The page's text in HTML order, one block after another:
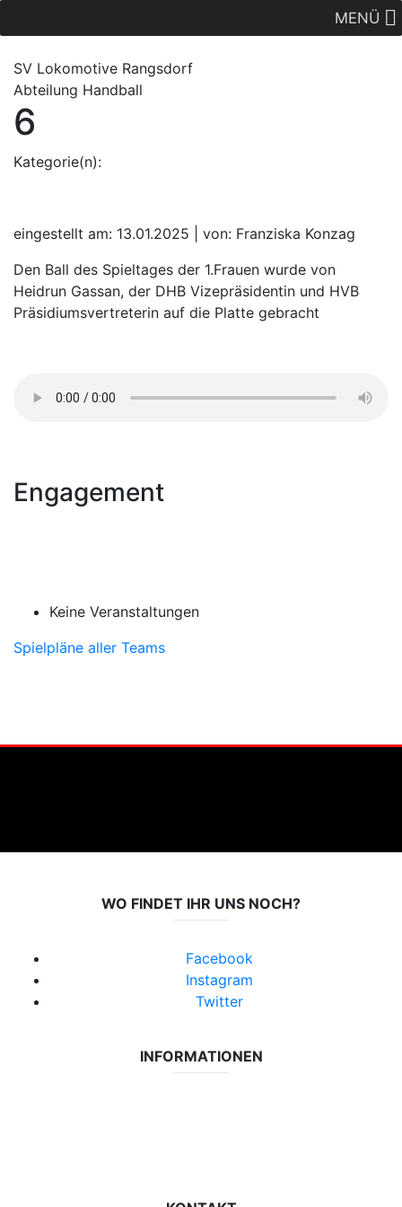
MENÜ
SV Lokomotive Rangsdorf
Abteilung Handball
6
Kategorie(n):
eingestellt am: 13.01.2025 | von: Franziska Konzag
Den Ball des Spieltages der 1.Frauen wurde von
Heidrun Gassan, der DHB Vizepräsidentin und HVB
Präsidiumsvertreterin auf die Platte gebracht
Engagement
Keine Veranstaltungen
Spielpläne aller Teams
WO FINDET IHR UNS NOCH?
Facebook
Instagram
Twitter
INFORMATIONEN